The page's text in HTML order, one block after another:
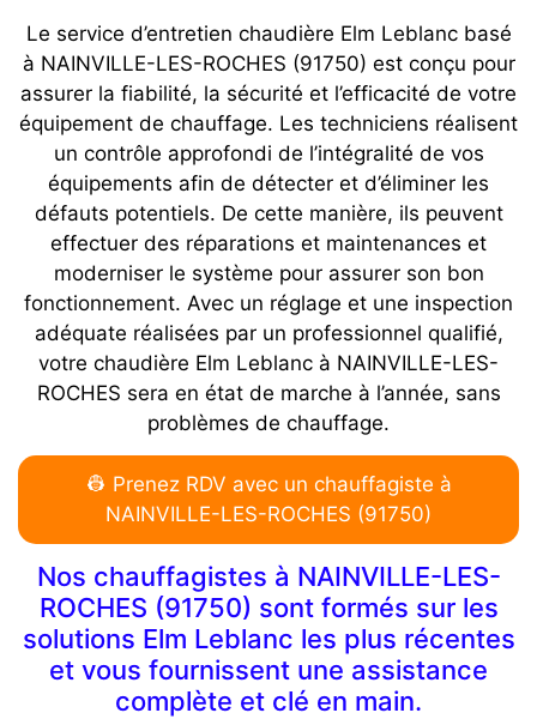
Le service d’entretien chaudière Elm Leblanc basé
à NAINVILLE-LES-ROCHES (91750) est conçu pour
assurer la fiabilité, la sécurité et l’efficacité de votre
équipement de chauffage. Les techniciens réalisent
un contrôle approfondi de l’intégralité de vos
équipements afin de détecter et d’éliminer les
défauts potentiels. De cette manière, ils peuvent
effectuer des réparations et maintenances et
moderniser le système pour assurer son bon
fonctionnement. Avec un réglage et une inspection
adéquate réalisées par un professionnel qualifié,
votre chaudière Elm Leblanc à NAINVILLE-LES-
ROCHES sera en état de marche à l’année, sans
problèmes de chauffage.
👷 Prenez RDV avec un chauffagiste à
NAINVILLE-LES-ROCHES (91750)
Nos chauffagistes à NAINVILLE-LES-
ROCHES (91750) sont formés sur les
solutions Elm Leblanc les plus récentes
et vous fournissent une assistance
complète et clé en main.